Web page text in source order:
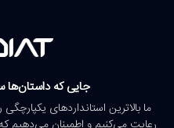
جایی که
ما بالاترین استانداردهای